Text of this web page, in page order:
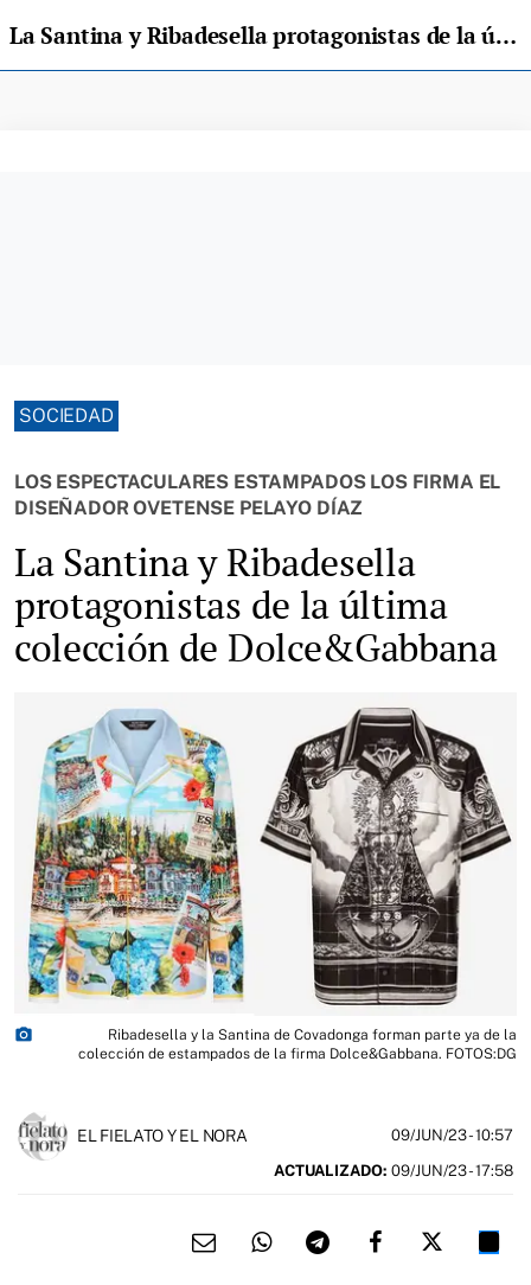
La Santina y Ribadesella protagonistas de la última colección de Dolce&Gabbana
SOCIEDAD
LOS ESPECTACULARES ESTAMPADOS LOS FIRMA EL
DISEÑADOR OVETENSE PELAYO DÍAZ
La Santina y Ribadesella
protagonistas de la última
colección de Dolce&Gabbana
photo_camera
Ribadesella y la Santina de Covadonga forman parte ya de la
colección de estampados de la firma Dolce&Gabbana. FOTOS:DG
EL FIELATO Y EL NORA 09/JUN/23- 10:57
ACTUALIZADO: 09/JUN/23 - 17:58